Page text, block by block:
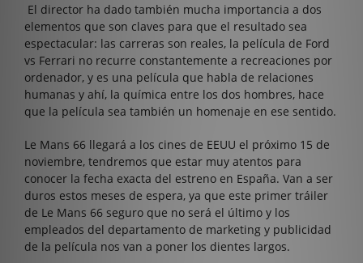
El director ha dado también mucha importancia a dos
elementos que son claves para que el resultado sea
espectacular: las carreras son reales, la película de Ford
vs Ferrari no recurre constantemente a recreaciones por
ordenador, y es una película que habla de relaciones
humanas y ahí, la química entre los dos hombres, hace
que la película sea también un homenaje en ese sentido.
Le Mans 66 llegará a los cines de EEUU el próximo 15 de
noviembre, tendremos que estar muy atentos para
conocer la fecha exacta del estreno en España. Van a ser
duros estos meses de espera, ya que este primer tráiler
de Le Mans 66 seguro que no será el último y los
empleados del departamento de marketing y publicidad
de la película nos van a poner los dientes largos.